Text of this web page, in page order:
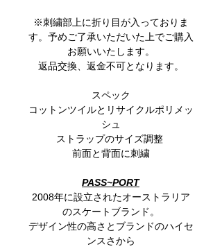
※刺繍部上に折り目が入っておりま
す。予めご了承いただいた上でご購入
お願いいたします。
返品交換、返金不可となります。
スペック
コットンツイルとリサイクルポリメッ
シュ
ストラップのサイズ調整
前面と背面に刺繍
PASS~PORT
2008年に設立されたオーストラリア
のスケートブランド。
デザイン性の高さとブランドのハイセ
ンスさから